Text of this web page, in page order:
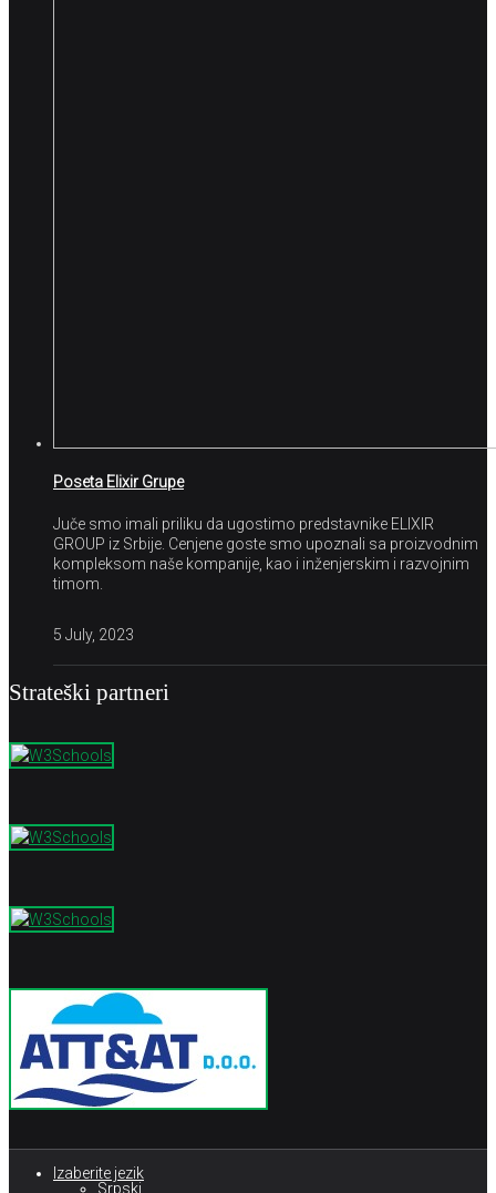
Poseta Elixir Grupe
Juče smo imali priliku da ugostimo predstavnike ELIXIR
GROUP iz Srbije. Cenjene goste smo upoznali sa proizvodnim
kompleksom naše kompanije, kao i inženjerskim i razvojnim
timom.
5 July, 2023
Strateški partneri
Izaberite jezik
Srpski